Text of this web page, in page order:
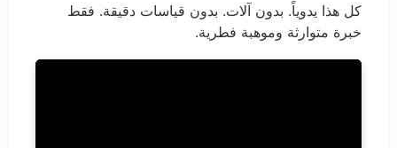
كل هذا يدوياً. بدون آلات. بدون قياسات دقيقة. فقط
خبرة متوارثة وموهبة فطرية.